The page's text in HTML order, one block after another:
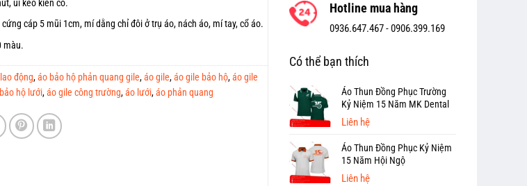
Hotline mua hàng
0936.647.467 -0906.399.169
Có thể bạn thích
Áo Thun Đồng Phục Trường
Kỷ Niệm 15 Năm MK Dental
Liên hệ
Áo Thun Đồng Phục Kỷ Niệm
15 Năm Hội Ngộ
Liên hệ
ủi keo kiên cố.
cứng cáp 5 mũi 1cm, mí dằng chỉ đôi ở trụ áo, nách áo, mí tay, cổ áo.
màu.
động,áo bảo hộ phản quang gile,áo gile,áo gile bảo hộ,áo gile
hộ lưới,áo gile công trường,áo lưới,áo phản quang